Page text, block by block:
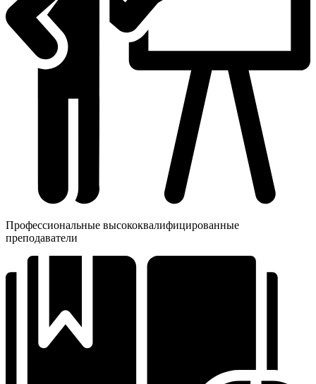
Профессиональные высококвалифицированные
преподаватели